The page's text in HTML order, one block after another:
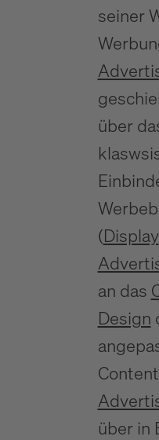
seiner
über
(Display
an das
Design
über in